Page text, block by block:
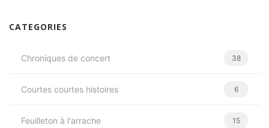
CATEGORIES
Chroniques de concert 38
Courtes courtes histoires 6
Feuilleton à l'arrache 15